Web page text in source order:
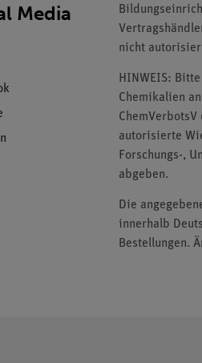
Media
nicht
HINWEIS:
Chemikalien
autorisierte
Forschungs-,
abgeben.
Die
innerhalb
Bestellungen.